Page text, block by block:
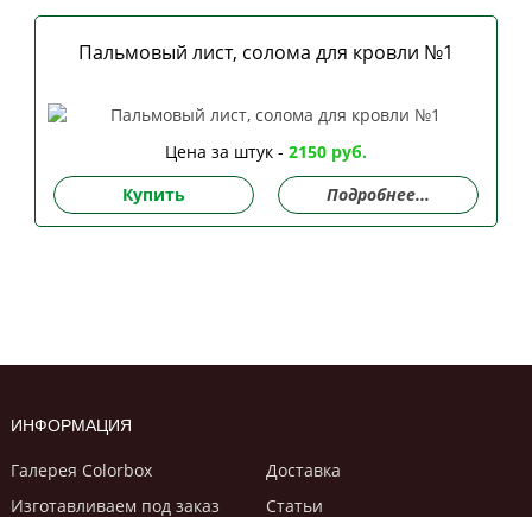
Пальмовый лист, солома для кровли №1
Цена за штук - 2150 руб.
Купить
Подробнее...
ИНФОРМАЦИЯ
Галерея Colorbox
Доставка
Изготавливаем под заказ
Статьи